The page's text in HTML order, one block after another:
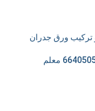
دهان صباغ ضاحية مبارك العبدالله الجابر 66405052 معلم